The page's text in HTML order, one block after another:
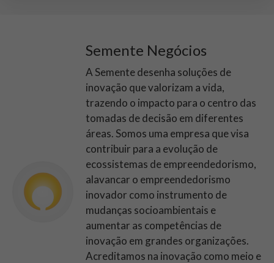
Semente Negócios
A Semente desenha soluções de
inovação que valorizam a vida,
trazendo o impacto para o centro das
tomadas de decisão em diferentes
áreas. Somos uma empresa que visa
contribuir para a evolução de
ecossistemas de empreendedorismo,
alavancar o empreendedorismo
inovador como instrumento de
mudanças socioambientais e
aumentar as competências de
inovação em grandes organizações.
Acreditamos na inovação como meio e